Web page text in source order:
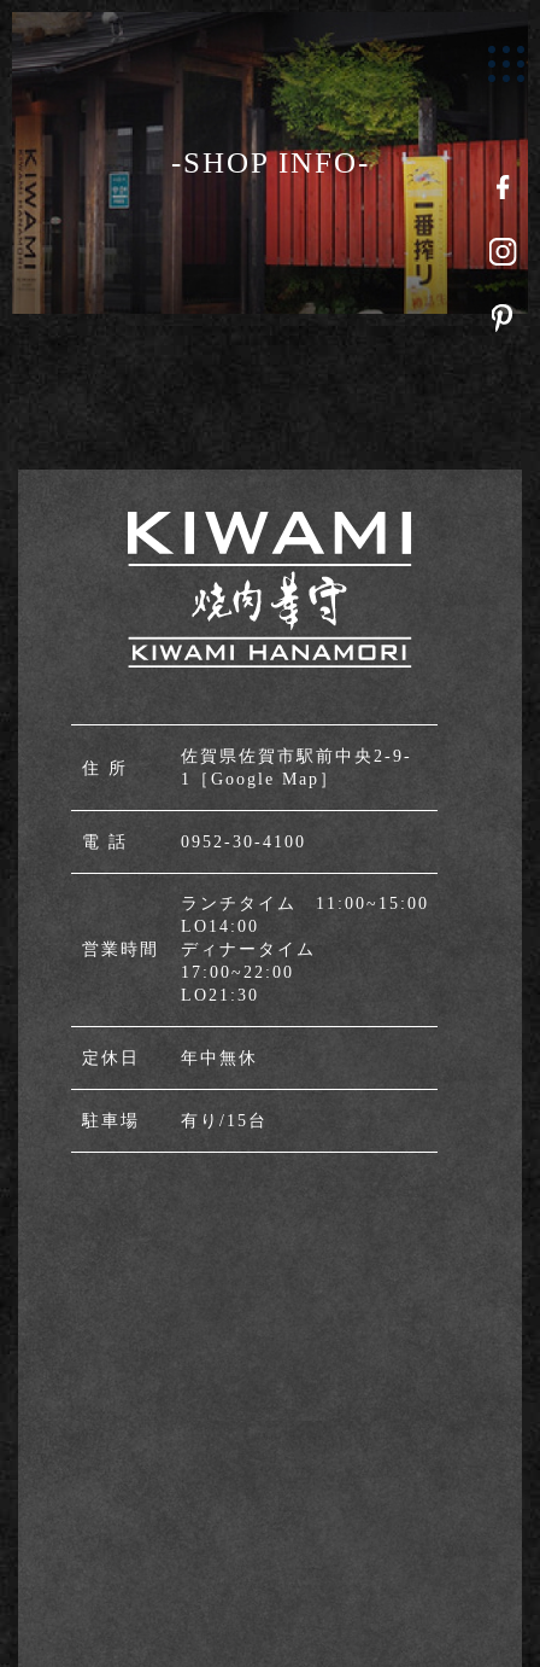
-SHOP INFO-
住 所
佐賀県佐賀市駅前中央2-9-
1
［Google Map］
電 話 0952-30-4100
営業時間
ランチタイム 11:00~15:00
LO14:00
ディナータイム
17:00~22:00
LO21:30
定休⽇ 年中無休
駐⾞場 有り/15台